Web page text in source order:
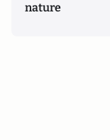
nature